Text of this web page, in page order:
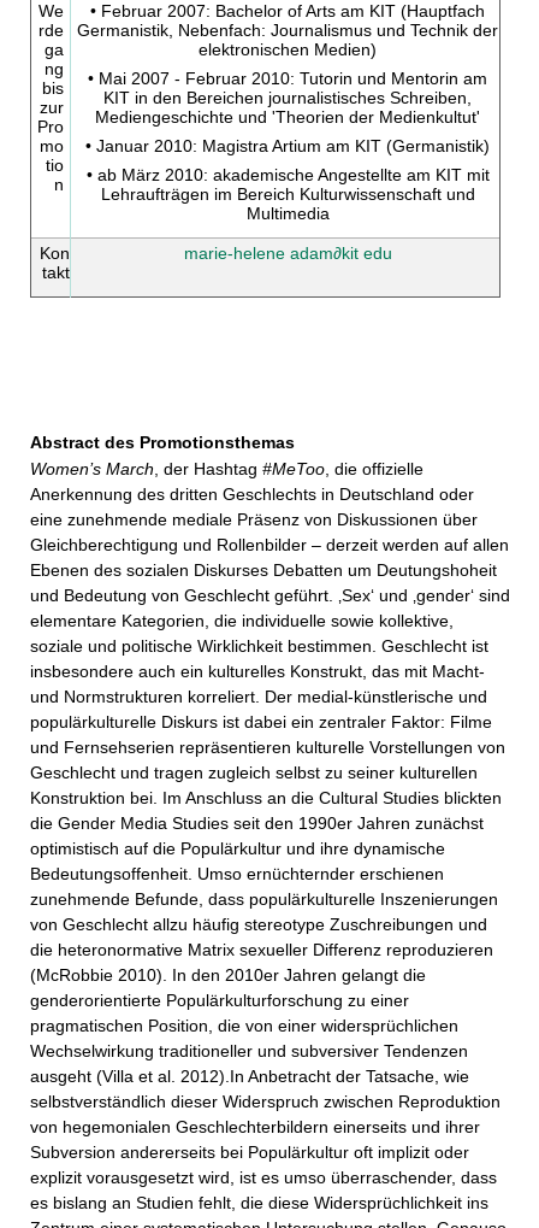
We
rde
ga
ng
bis
zur
Pro
mo
tio
n
• Februar 2007: Bachelor of Arts am KIT (Hauptfach
Germanistik, Nebenfach: Journalismus und Technik der
elektronischen Medien)
• Mai 2007 - Februar 2010: Tutorin und Mentorin am
KIT in den Bereichen journalistisches Schreiben,
Mediengeschichte und 'Theorien der Medienkultut'
• Januar 2010: Magistra Artium am KIT (Germanistik)
• ab März 2010: akademische Angestellte am KIT mit
Lehraufträgen im Bereich Kulturwissenschaft und
Multimedia
Kon
takt
marie-helene adam∂kit edu
Abstract des Promotionsthemas
Women’s March, der Hashtag #MeToo, die offizielle
Anerkennung des dritten Geschlechts in Deutschland oder
eine zunehmende mediale Präsenz von Diskussionen über
Gleichberechtigung und Rollenbilder – derzeit werden auf allen
Ebenen des sozialen Diskurses Debatten um Deutungshoheit
und Bedeutung von Geschlecht geführt. ‚Sex‘ und ‚gender‘ sind
elementare Kategorien, die individuelle sowie kollektive,
soziale und politische Wirklichkeit bestimmen. Geschlecht ist
insbesondere auch ein kulturelles Konstrukt, das mit Macht-
und Normstrukturen korreliert. Der medial-künstlerische und
populärkulturelle Diskurs ist dabei ein zentraler Faktor: Filme
und Fernsehserien repräsentieren kulturelle Vorstellungen von
Geschlecht und tragen zugleich selbst zu seiner kulturellen
Konstruktion bei. Im Anschluss an die Cultural Studies blickten
die Gender Media Studies seit den 1990er Jahren zunächst
optimistisch auf die Populärkultur und ihre dynamische
Bedeutungsoffenheit. Umso ernüchternder erschienen
zunehmende Befunde, dass populärkulturelle Inszenierungen
von Geschlecht allzu häufig stereotype Zuschreibungen und
die heteronormative Matrix sexueller Differenz reproduzieren
(McRobbie 2010). In den 2010er Jahren gelangt die
genderorientierte Populärkulturforschung zu einer
pragmatischen Position, die von einer widersprüchlichen
Wechselwirkung traditioneller und subversiver Tendenzen
ausgeht (Villa et al. 2012).In Anbetracht der Tatsache, wie
selbstverständlich dieser Widerspruch zwischen Reproduktion
von hegemonialen Geschlechterbildern einerseits und ihrer
Subversion andererseits bei Populärkultur oft implizit oder
explizit vorausgesetzt wird, ist es umso überraschender, dass
es bislang an Studien fehlt, die diese Widersprüchlichkeit ins